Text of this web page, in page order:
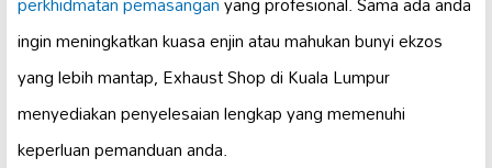
ingin meningkatkan kuasa enjin atau mahukan bunyi ekzos
yang lebih mantap, Exhaust Shop di Kuala Lumpur
menyediakan penyelesaian lengkap yang memenuhi
keperluan pemanduan anda.